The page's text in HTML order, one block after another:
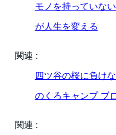
モノを持っていな
が人生を変える
関連 :
四ツ谷の桜に負け
のくろキャンプ ブ
関連 :